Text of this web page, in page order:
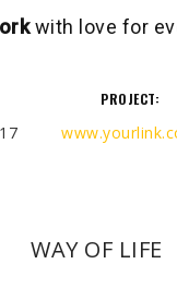
with love for
PROJECT:
WAY OF LIFE